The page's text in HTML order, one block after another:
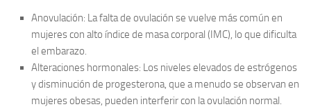
Anovulación: La falta de ovulación se vuelve más común en
mujeres con alto índice de masa corporal (IMC), lo que dificulta
el embarazo.
Alteraciones hormonales: Los niveles elevados de estrógenos
y disminución de progesterona, que a menudo se observan en
mujeres obesas, pueden interferir con la ovulación normal.